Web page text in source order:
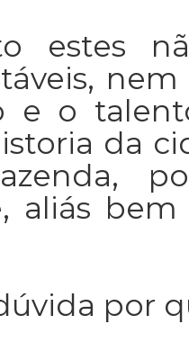
estes
e o
da
aliás
por